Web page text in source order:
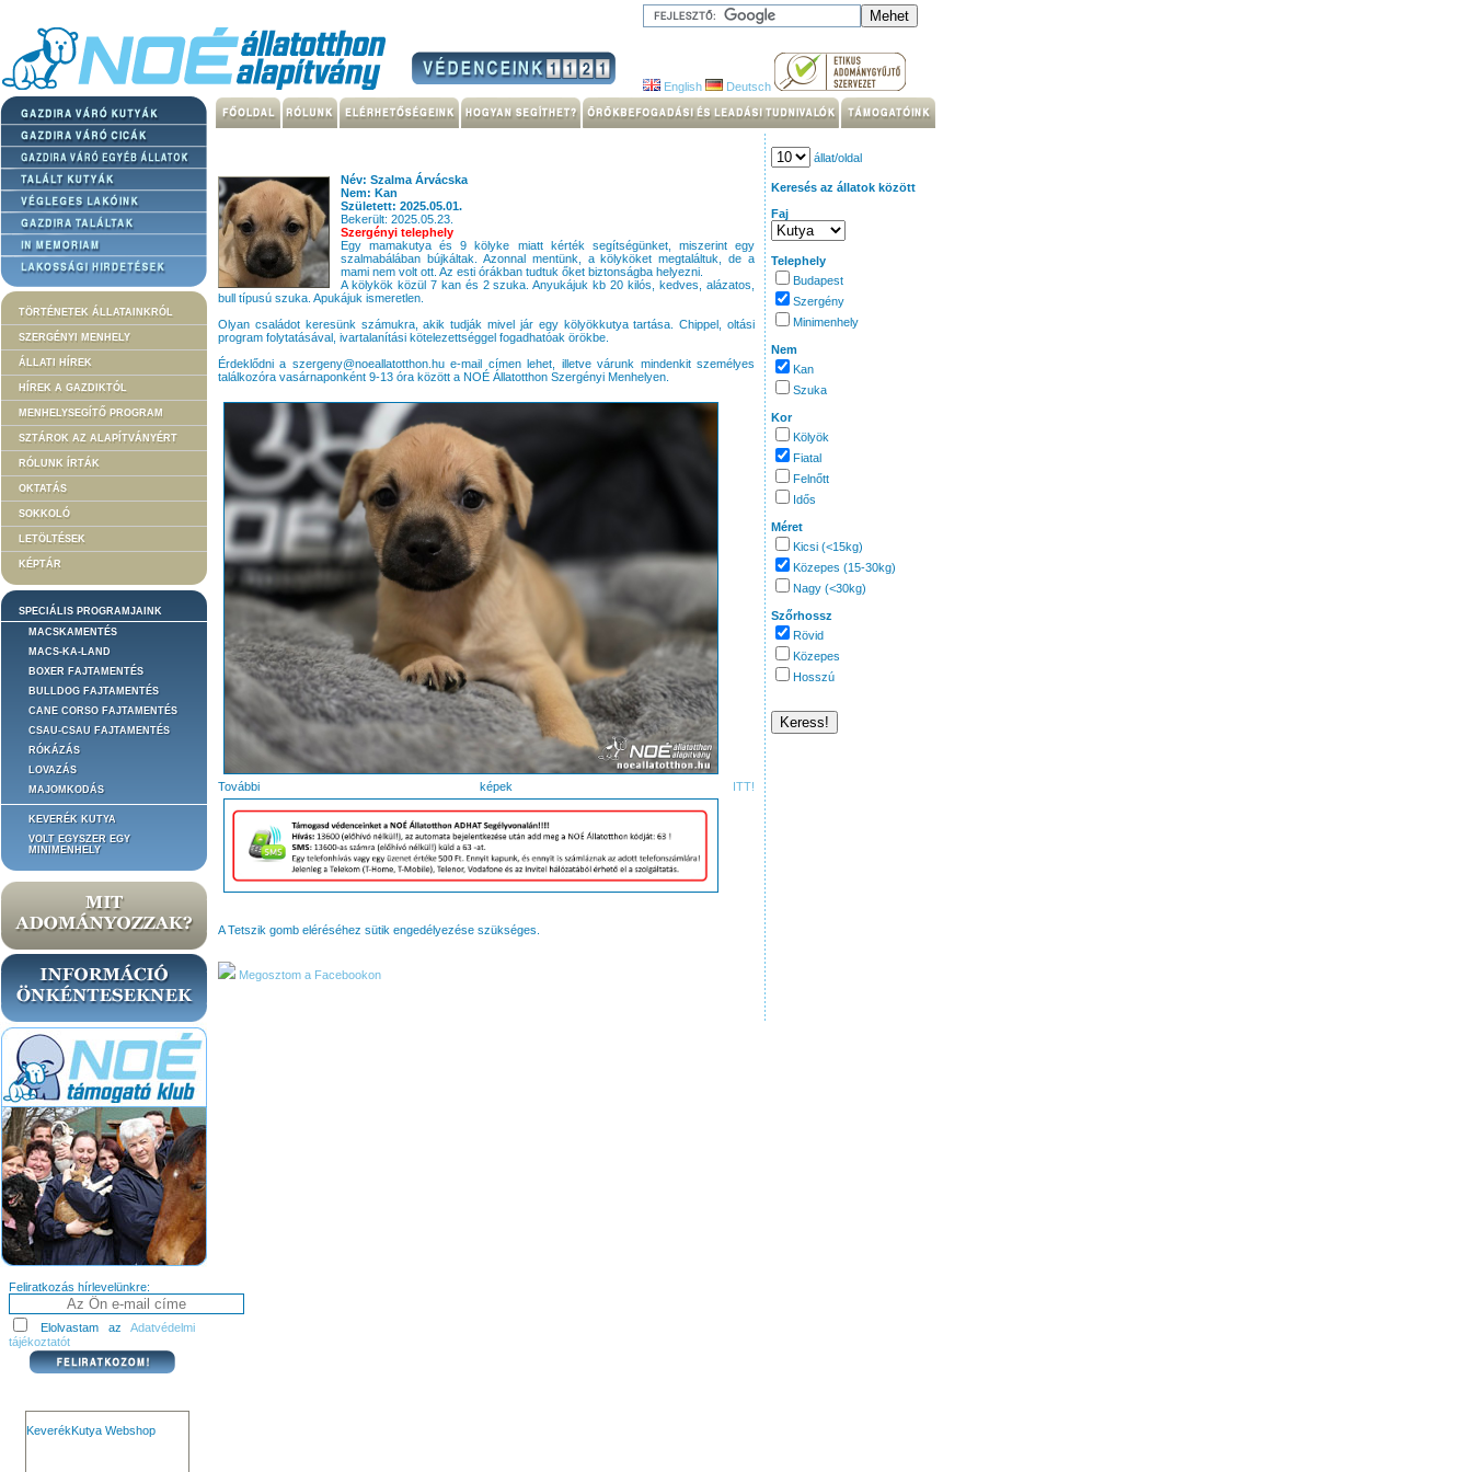
English Deutsch
TÖRTÉNETEK ÁLLATAINKRÓL
SZERGÉNYI MENHELY
ÁLLATI HÍREK
HÍREK A GAZDIKTÓL
MENHELYSEGÍTŐ PROGRAM
SZTÁROK AZ ALAPÍTVÁNYÉRT
RÓLUNK ÍRTÁK
OKTATÁS
SOKKOLÓ
LETÖLTÉSEK
KÉPTÁR
SPECIÁLIS PROGRAMJAINK
MACSKAMENTÉS
MACS-KA-LAND
BOXER FAJTAMENTÉS
BULLDOG FAJTAMENTÉS
CANE CORSO FAJTAMENTÉS
CSAU-CSAU FAJTAMENTÉS
RÓKÁZÁS
LOVAZÁS
MAJOMKODÁS
KEVERÉK KUTYA
VOLT EGYSZER EGY
MINIMENHELY
Feliratkozás hírlevelünkre:
Elolvastam az Adatvédelmi
tájékoztatót
KeverékKutya Webshop
Név: Szalma Árvácska
Nem: Kan
Született: 2025.05.01.
Bekerült: 2025.05.23.
Szergényi telephely
Egy mamakutya és 9 kölyke miatt kérték segítségünket, miszerint egy
szalmabálában bújkáltak. Azonnal mentünk, a kölyköket megtaláltuk, de a
mami nem volt ott. Az esti órákban tudtuk őket biztonságba helyezni.
A kölykök közül 7 kan és 2 szuka. Anyukájuk kb 20 kilós, kedves, alázatos,
bull típusú szuka. Apukájuk ismeretlen.
Olyan családot keresünk számukra, akik tudják mivel jár egy kölyökkutya tartása. Chippel, oltási
program folytatásával, ivartalanítási kötelezettséggel fogadhatóak örökbe.
Érdeklődni a szergeny@noeallatotthon.hu e-mail címen lehet, illetve várunk mindenkit személyes
találkozóra vasárnaponként 9-13 óra között a NOÉ Állatotthon Szergényi Menhelyen.
További képek ITT!
A Tetszik gomb eléréséhez sütik engedélyezése szükséges.
Megosztom a Facebookon
állat/oldal
Keresés az állatok között
Faj
Telephely
Budapest
Szergény
Minimenhely
Nem
Kan
Szuka
Kor
Kölyök
Fiatal
Felnőtt
Idős
Méret
Kicsi (<15kg)
Közepes (15-30kg)
Nagy (<30kg)
Szőrhossz
Rövid
Közepes
Hosszú